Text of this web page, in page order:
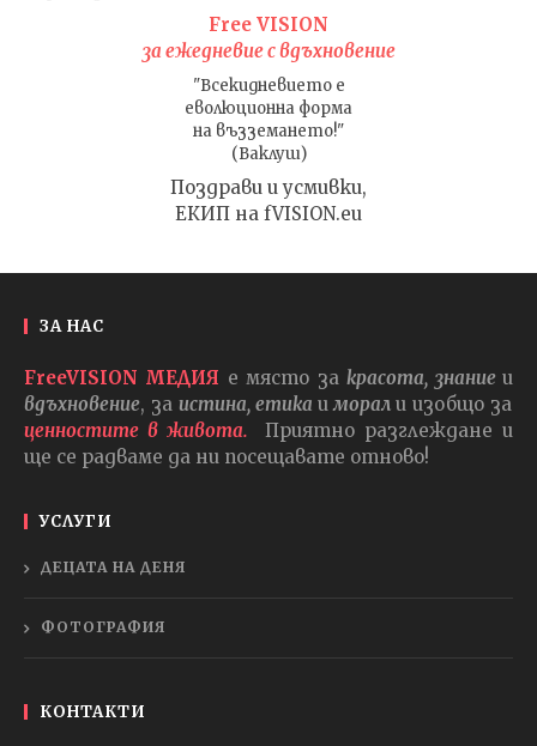
Free VISION
за ежедневие с вдъхновение
"Всекидневието е
еволюционна форма
на възземането!"
(Ваклуш)
Поздрави и усмивки,
ЕКИП на fVISION.eu
ЗА НАС
FreeVISION МЕДИЯ е място закрасота, знаниеи
вдъхновение, за истина, етика и морали изобщо за
ценностите в живота.
Приятно разглеждане и
ще се радваме да ни посещавате отново!
УСЛУГИ
ДЕЦАТА НА ДЕНЯ
ФОТОГРАФИЯ
КОНТАКТИ